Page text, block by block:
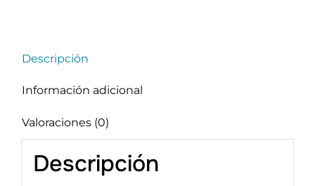
Descripción
Información adicional
Valoraciones (0)
Descripción